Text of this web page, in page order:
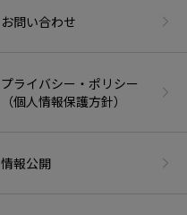
お問い合わせ
プライバシー・ポリシー
（個人情報保護方針）
情報公開